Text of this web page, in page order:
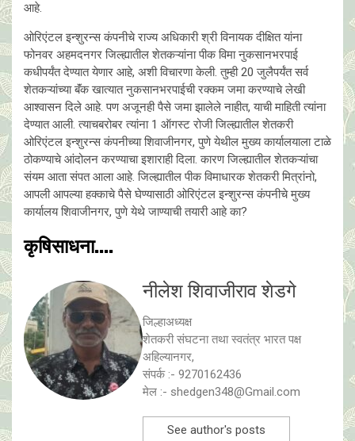
आहे.
ओरिएंटल इन्शुरन्स कंपनीचे राज्य अधिकारी श्री विनायक दीक्षित यांना
फोनवर अहमदनगर जिल्ह्यातील शेतकऱ्यांना पीक विमा नुकसानभरपाई
कधीपर्यंत देण्यात येणार आहे, अशी विचारणा केली. तुम्ही 20 जुलैपर्यंत सर्व
शेतकऱ्यांच्या बॅंक खात्यात नुकसानभरपाईची रक्कम जमा करण्याचे लेखी
आश्वासन दिले आहे. पण अजूनही पैसे जमा झालेले नाहीत, याची माहिती त्यांना
देण्यात आली. त्याचबरोबर त्यांना 1 ऑगस्ट रोजी जिल्ह्यातील शेतकरी
ओरिएंटल इन्शुरन्स कंपनीच्या शिवाजीनगर, पुणे येथील मुख्य कार्यालयाला टाळे
ठोकण्याचे आंदोलन करण्याचा इशाराही दिला. कारण जिल्ह्यातील शेतकऱ्यांचा
संयम आता संपत आला आहे. जिल्ह्यातील पीक विमाधारक शेतकरी मित्रांनो,
आपली आपल्या हक्काचे पैसे घेण्यासाठी ओरिएंटल इन्शुरन्स कंपनीचे मुख्य
कार्यालय शिवाजीनगर, पुणे येथे जाण्याची तयारी आहे का?
कृषिसाधना....
नीलेश शिवाजीराव शेडगे
जिल्हाअध्यक्ष
शेतकरी संघटना तथा स्वतंत्र भारत पक्ष
अहिल्यानगर,
संपर्क :- 9270162436
मेल :- shedgen348@Gmail.com
See author's posts